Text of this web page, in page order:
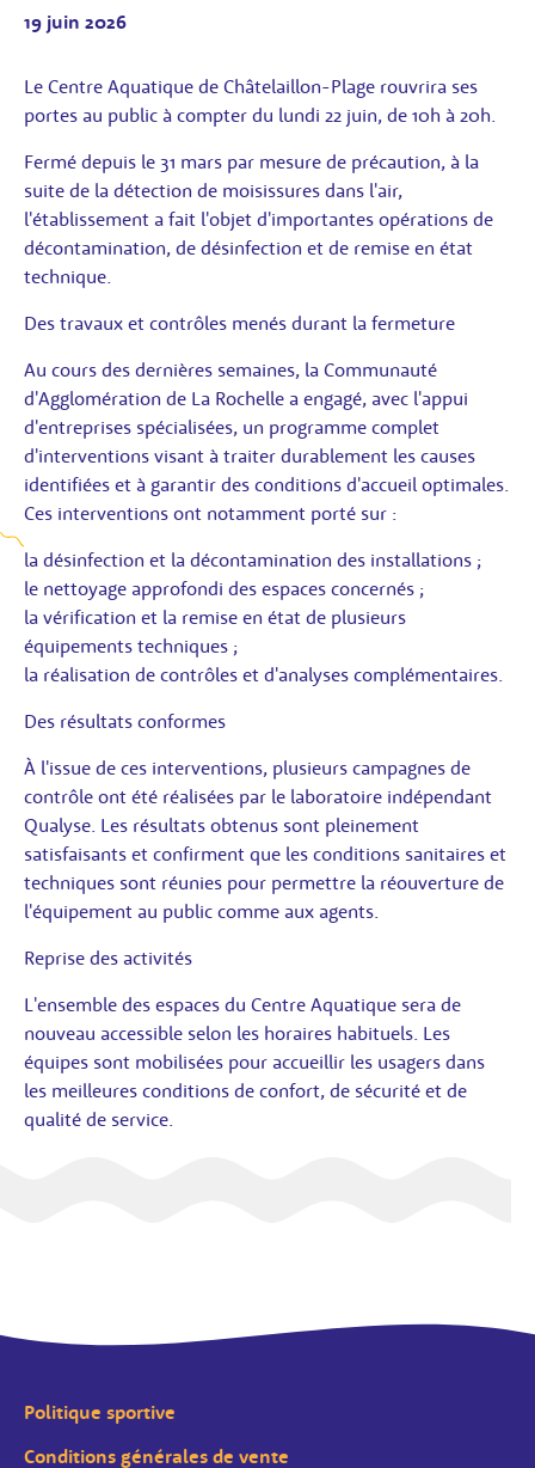
19 juin 2026
Le Centre Aquatique de Châtelaillon-Plage rouvrira ses
portes au public à compter du lundi 22 juin, de 10h à 20h.
Fermé depuis le 31 mars par mesure de précaution, à la
suite de la détection de moisissures dans l'air,
l'établissement a fait l'objet d'importantes opérations de
décontamination, de désinfection et de remise en état
technique.
Des travaux et contrôles menés durant la fermeture
Au cours des dernières semaines, la Communauté
d'Agglomération de La Rochelle a engagé, avec l'appui
d'entreprises spécialisées, un programme complet
d'interventions visant à traiter durablement les causes
identifiées et à garantir des conditions d'accueil optimales.
Ces interventions ont notamment porté sur :
la désinfection et la décontamination des installations ;
le nettoyage approfondi des espaces concernés ;
la vérification et la remise en état de plusieurs
équipements techniques ;
la réalisation de contrôles et d'analyses complémentaires.
Des résultats conformes
À l'issue de ces interventions, plusieurs campagnes de
contrôle ont été réalisées par le laboratoire indépendant
Qualyse. Les résultats obtenus sont pleinement
satisfaisants et confirment que les conditions sanitaires et
techniques sont réunies pour permettre la réouverture de
l'équipement au public comme aux agents.
Reprise des activités
L'ensemble des espaces du Centre Aquatique sera de
nouveau accessible selon les horaires habituels. Les
équipes sont mobilisées pour accueillir les usagers dans
les meilleures conditions de confort, de sécurité et de
qualité de service.
Politique sportive
Conditions générales de vente